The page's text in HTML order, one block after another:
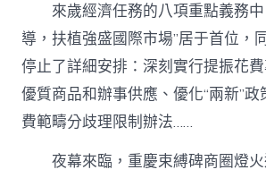
來歲經濟任務的八項重點義務中
導，扶植強盛國際市場”居于首位，
停止了詳細安排：深刻實行提振花
優質商品和辦事供應、優化“兩新”
費範疇分歧理限制辦法……
夜幕來臨，重慶束縛碑商圈燈火